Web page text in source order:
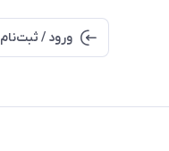
ورود / ثبت‌نام